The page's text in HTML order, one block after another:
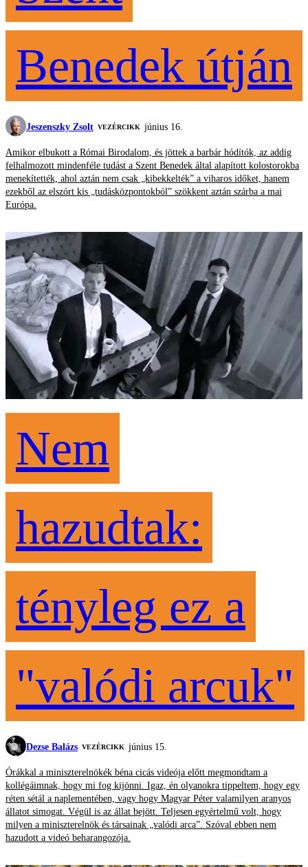
Benedek útján
Jeszenszky Zsolt VEZÉRCIKK június 16.
Amikor elbukott a Római Birodalom, és jöttek a barbár hódítók, az addig
felhalmozott mindenféle tudást a Szent Benedek által alapított kolostorokba
menekítették, ahol aztán nem csak „kibekkelték” a viharos időket, hanem
ezekből az elszórt kis „tudásközpontokból” szökkent aztán szárba a mai
Európa.
Nem
hazudtak:
tényleg ez a
"valódi arcuk"
Dezse Balázs VEZÉRCIKK június 15.
Órákkal a miniszterelnökék béna cicás videója előtt megmondtam a
kollégáimnak, hogy mi fog kijönni. Igaz, én olyanokra tippeltem, hogy egy
réten sétál a naplementében, vagy hogy Magyar Péter valamilyen aranyos
állatot simogat. Végül is az állat bejött. Teljesen egyértelmű volt, hogy
milyen a miniszterelnök és társainak „valódi arca”. Szóval ebben nem
hazudott a videó beharangozója.